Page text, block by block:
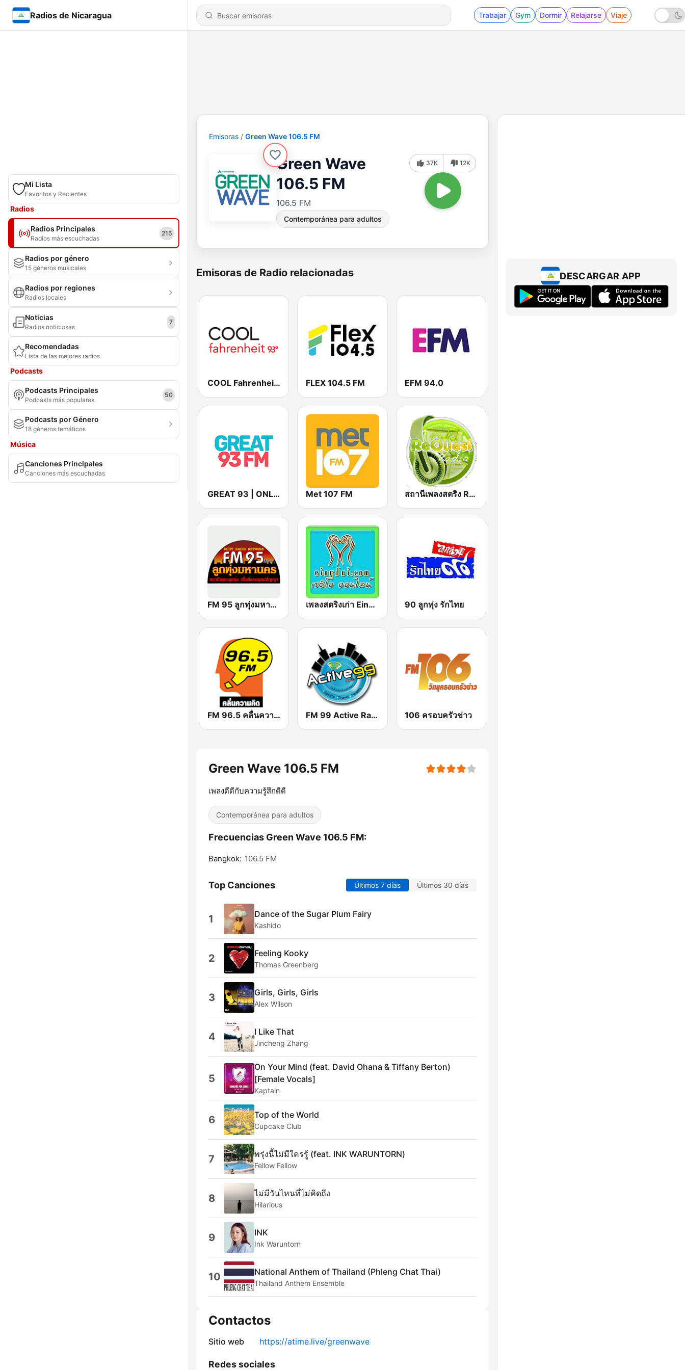
Radios de Nicaragua Trabajar Gym Dormir Relajarse Viaje
Mi Lista
Favoritos y Recientes
Radios
Radios Principales
Radios más escuchadas
215
Radios por género
15 géneros musicales
Radios por regiones
Radios locales
Noticias
Radios noticiosas
7
Recomendadas
Lista de las mejores radios
Podcasts
Podcasts Principales
Podcasts más populares
50
Podcasts por Género
18 géneros temáticos
Música
Canciones Principales
Canciones más escuchadas
Emisoras Green Wave 106.5 FM
Green Wave
106.5 FM
106.5 FM
Contemporánea para adultos
37K 12K
Emisoras de Radio relacionadas
COOL Fahrenheit 93 FM FLEX 104.5 FM EFM 94.0
GREAT 93 | ONLINE Met 107 FM สถานีเพลงสตริง Request Radio
FM 95 ลูกทุ่งมหานคร อสมท เพลงสตริงเก่า Eingdoi Radio 90 ลูกทุ่ง รักไทย
FM 96.5 คลื่นความคิด Thinking Radio FM 99 Active Radio 106 ครอบครัวข่าว
Green Wave 106.5 FM
เพลงดีดีกับความรู้สึกดีดี
Contemporánea para adultos
Frecuencias Green Wave 106.5 FM:
Bangkok: 106.5 FM
Top Canciones Últimos 7 días Últimos 30 días
1 Dance of the Sugar Plum Fairy
Kashido
2 Feeling Kooky
Thomas Greenberg
3 Girls, Girls, Girls
Alex Wilson
4 I Like That
Jincheng Zhang
5
On Your Mind (feat. David Ohana & Tiffany Berton)
[Female Vocals]
Kaptain
6 Top of the World
Cupcake Club
7 พรุ่งนี้ไม่มีใครรู้ (feat. INK WARUNTORN)
Fellow Fellow
8 ไม่มีวันไหนที่ไม่คิดถึง
Hilarious
9 INK
Ink Waruntorn
10 National Anthem of Thailand (Phleng Chat Thai)
Thailand Anthem Ensemble
Contactos
Sitio web https://atime.live/greenwave
Redes sociales
DESCARGAR APP